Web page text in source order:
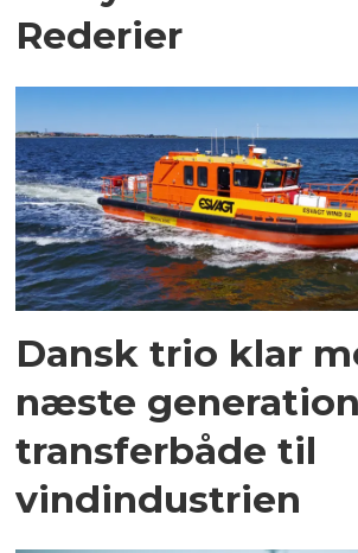
Rederier
Dansk trio klar
næste
transferbåde til
vindindustrien